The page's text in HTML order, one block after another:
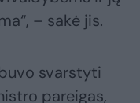
– sakė jis.
svarstyti
pareigas,